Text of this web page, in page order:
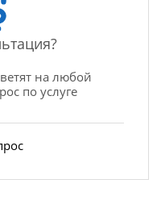
на любой
по услуге